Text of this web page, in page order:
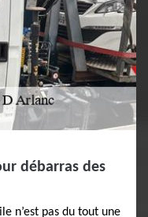
débarras des
n’est pas du tout une